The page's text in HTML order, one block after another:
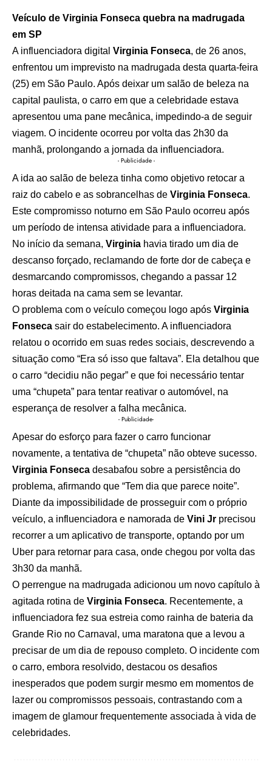
Veículo de Virginia Fonseca quebra na madrugada
em SP
A influenciadora digital Virginia Fonseca, de 26 anos,
enfrentou um imprevisto na madrugada desta quarta-feira
(25) em São Paulo. Após deixar um salão de beleza na
capital paulista, o carro em que a celebridade estava
apresentou uma pane mecânica, impedindo-a de seguir
viagem. O incidente ocorreu por volta das 2h30 da
manhã, prolongando a jornada da influenciadora.
- Publicidade -
A ida ao salão de beleza tinha como objetivo retocar a
raiz do cabelo e as sobrancelhas de Virginia Fonseca.
Este compromisso noturno em São Paulo ocorreu após
um período de intensa atividade para a influenciadora.
No início da semana, Virginia havia tirado um dia de
descanso forçado, reclamando de forte dor de cabeça e
desmarcando compromissos, chegando a passar 12
horas deitada na cama sem se levantar.
O problema com o veículo começou logo após Virginia
Fonseca sair do estabelecimento. A influenciadora
relatou o ocorrido em suas redes sociais, descrevendo a
situação como “Era só isso que faltava”. Ela detalhou que
o carro “decidiu não pegar” e que foi necessário tentar
uma “chupeta” para tentar reativar o automóvel, na
esperança de resolver a falha mecânica.
- Publicidade-
Apesar do esforço para fazer o carro funcionar
novamente, a tentativa de “chupeta” não obteve sucesso.
Virginia Fonseca desabafou sobre a persistência do
problema, afirmando que “Tem dia que parece noite”.
Diante da impossibilidade de prosseguir com o próprio
veículo, a influenciadora e namorada de Vini Jr precisou
recorrer a um aplicativo de transporte, optando por um
Uber para retornar para casa, onde chegou por volta das
3h30 da manhã.
O perrengue na madrugada adicionou um novo capítulo à
agitada rotina de Virginia Fonseca. Recentemente, a
influenciadora fez sua estreia como rainha de bateria da
Grande Rio no Carnaval, uma maratona que a levou a
precisar de um dia de repouso completo. O incidente com
o carro, embora resolvido, destacou os desafios
inesperados que podem surgir mesmo em momentos de
lazer ou compromissos pessoais, contrastando com a
imagem de glamour frequentemente associada à vida de
celebridades.